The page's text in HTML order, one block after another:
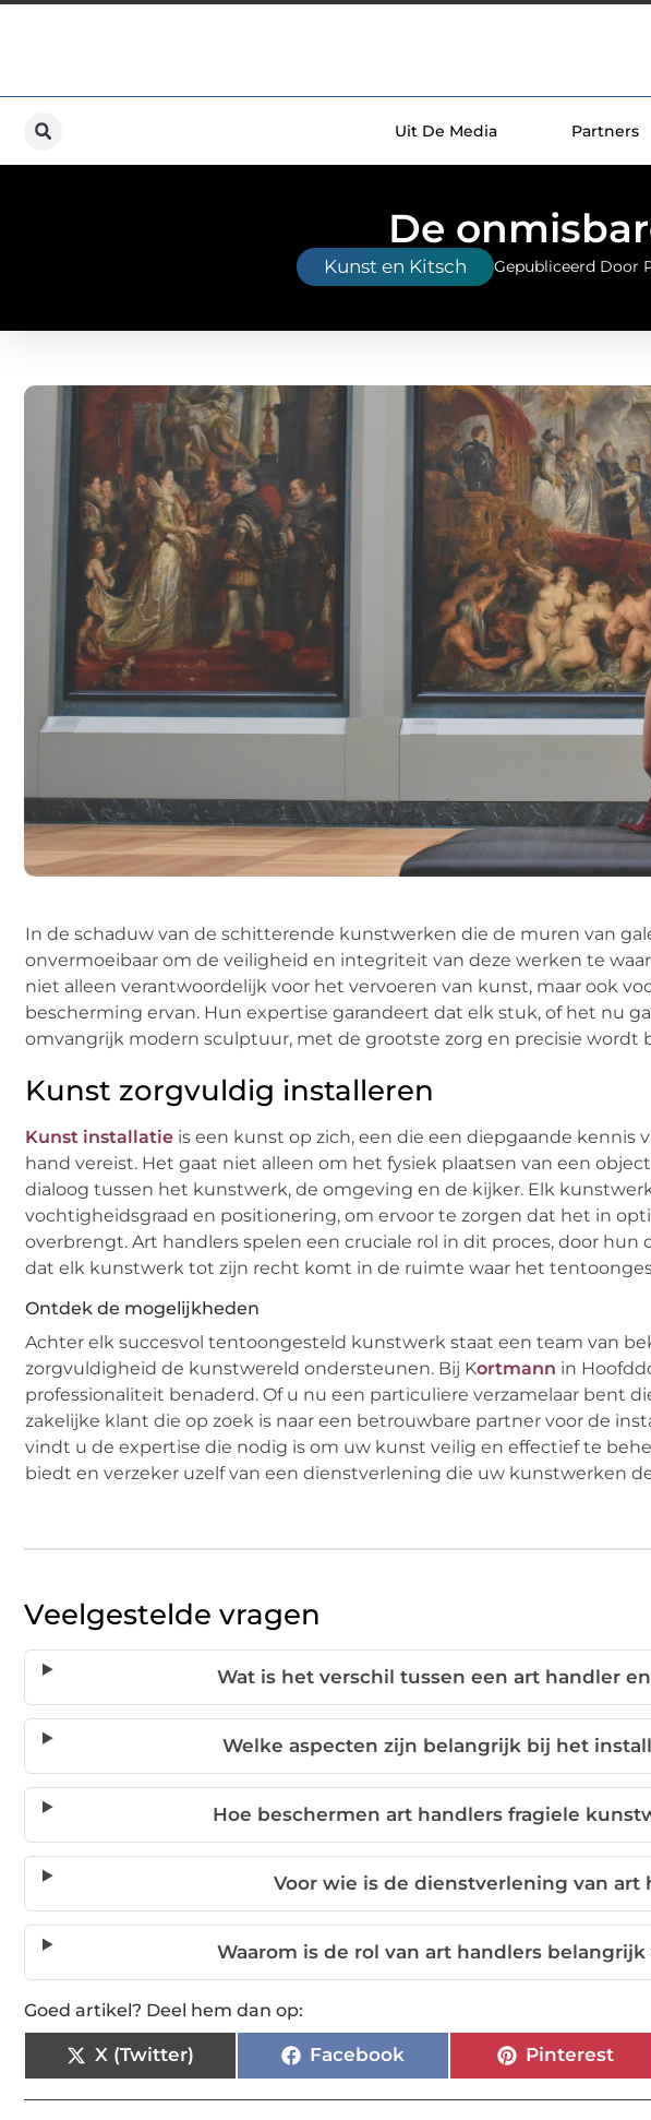
Uit De Media Partners
De
Kunst en Kitsch Gepubliceerd Door
In de schaduw van de schitterende kunstwerken die de muren van
onvermoeibaar om de veiligheid en integriteit van deze werken te
niet alleen verantwoordelijk voor het vervoeren van kunst, maar ook
bescherming ervan. Hun expertise garandeert dat elk stuk, of het nu
omvangrijk modern sculptuur, met de grootste zorg en precisie wordt
Kunst zorgvuldig installeren
Kunst installatie is een kunst op zich, een die een diepgaande
hand vereist. Het gaat niet alleen om het fysiek plaatsen van een
dialoog tussen het kunstwerk, de omgeving en de kijker. Elk
vochtigheidsgraad en positionering, om ervoor te zorgen dat het in
overbrengt. Art handlers spelen een cruciale rol in dit proces, door
dat elk kunstwerk tot zijn recht komt in de ruimte waar het
Ontdek de mogelijkheden
Achter elk succesvol tentoongesteld kunstwerk staat een team van
zorgvuldigheid de kunstwereld ondersteunen. Bij Kortmann in
professionaliteit benaderd. Of u nu een particuliere verzamelaar bent
zakelijke klant die op zoek is naar een betrouwbare partner voor de
vindt u de expertise die nodig is om uw kunst veilig en effectief te
biedt en verzeker uzelf van een dienstverlening die uw kunstwerken
Veelgestelde vragen
Wat is het verschil tussen een art handler
Welke aspecten zijn belangrijk bij het
Hoe beschermen art handlers fragiele
Voor wie is de dienstverlening van art
Waarom is de rol van art handlers
Goed artikel? Deel hem dan op:
X (Twitter) Facebook Pinterest